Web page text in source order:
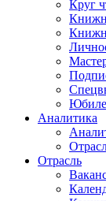
Круг
Аналитика
Отрасль